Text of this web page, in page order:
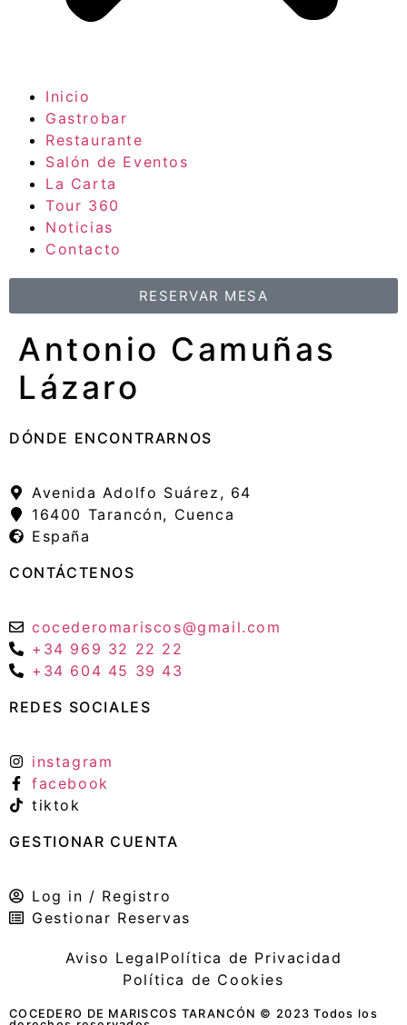
Inicio
Gastrobar
Restaurante
Salón de Eventos
La Carta
Tour 360
Noticias
Contacto
RESERVAR MESA
Antonio Camuñas
Lázaro
DÓNDE ENCONTRARNOS
Avenida Adolfo Suárez, 64
16400 Tarancón, Cuenca
España
CONTÁCTENOS
cocederomariscos@gmail.com
+34 969 32 22 22
+34 604 45 39 43
REDES SOCIALES
instagram
facebook
tiktok
GESTIONAR CUENTA
Log in / Registro
Gestionar Reservas
Aviso LegalPolítica de Privacidad
Política de Cookies
COCEDERO DE MARISCOS TARANCÓN © 2023 Todos los